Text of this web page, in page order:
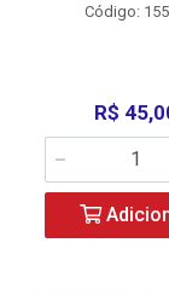
Código:
R$